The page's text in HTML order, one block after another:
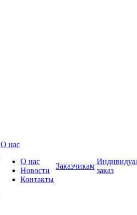
О нас
О нас
Новости
Контакты
Заказчикам
заказ